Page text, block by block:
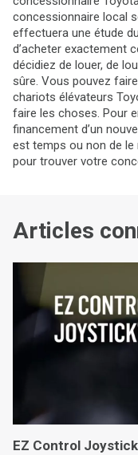
concessionnaire local
effectuera une étude
d’acheter exactement
décidiez de louer, de
sûre. Vous pouvez
chariots élévateurs
faire les choses. Pour
financement d’un
est temps ou non de
pour trouver votre
Articles
EZ Control Joystick